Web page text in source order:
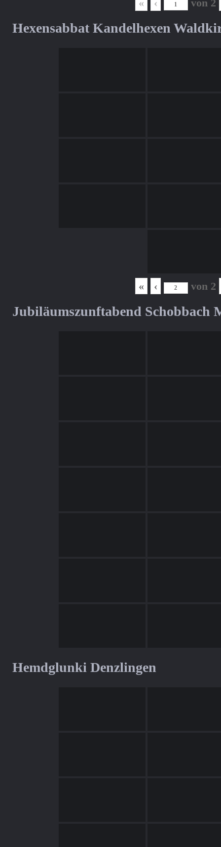
« ‹ von 2
Hexensabbat Kandelhexen
« ‹ von 2
Jubiläumszunftabend Schobbach
Hemdglunki Denzlingen